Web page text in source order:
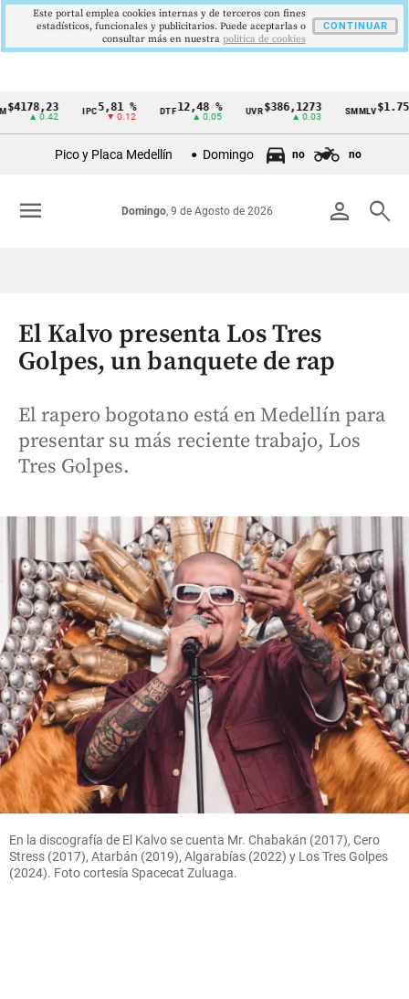
Cintillo
Colombia
0.42
IPC 5,81 %
▼ 0.12
DTF 12,48 %
▲ 0.05
UVR $386,1273
▲ 0.03
SMMLV$1.750.905
Pico y Placa Medellín Domingo no no
person search
Domingo, 9 de Agosto de 2026
menu
El Kalvo presenta Los Tres
Golpes, un banquete de rap
El rapero bogotano está en Medellín para
presentar su más reciente trabajo, Los
Tres Golpes.
En la discografía de El Kalvo se cuenta Mr. Chabakán (2017), Cero
Stress (2017), Atarbán (2019), Algarabías (2022) y Los Tres Golpes
(2024). Foto cortesía Spacecat Zuluaga.
Este portal emplea cookies internas y de terceros con fines
estadísticos, funcionales y publicitarios. Puede aceptarlas o
consultar más en nuestra politica de cookies
CONTINUAR